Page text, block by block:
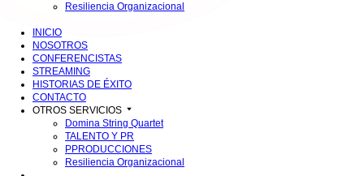
Resiliencia Organizacional
INICIO
NOSOTROS
CONFERENCISTAS
STREAMING
HISTORIAS DE ÉXITO
CONTACTO
OTROS SERVICIOS
Domina String Quartet
TALENTO Y PR
PPRODUCCIONES
Resiliencia Organizacional